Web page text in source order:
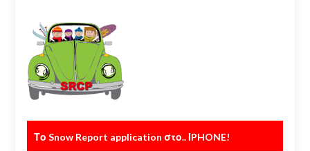
Το Snow Report application στο.. ΙPHONE!